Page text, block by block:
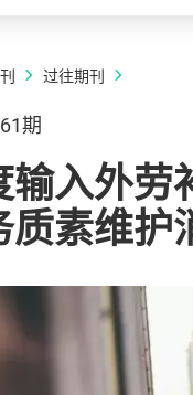
过往期刊
期
输入外劳
质素维护